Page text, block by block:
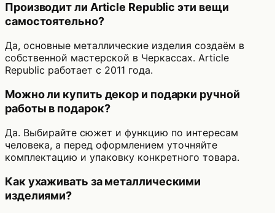
Производит ли Article Republic эти вещи
самостоятельно?
Да, основные металлические изделия создаём в
собственной мастерской в Черкассах. Article
Republic работает с 2011 года.
Можно ли купить декор и подарки ручной
работы в подарок?
Да. Выбирайте сюжет и функцию по интересам
человека, а перед оформлением уточняйте
комплектацию и упаковку конкретного товара.
Как ухаживать за металлическими
изделиями?